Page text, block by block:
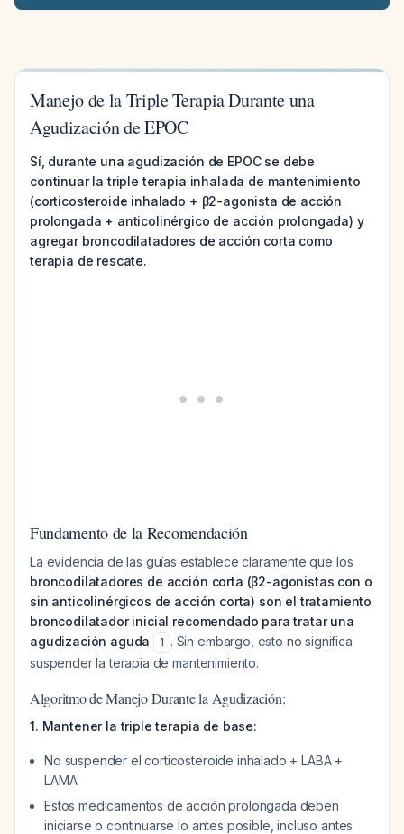
Manejo de la Triple Terapia Durante una
Agudización de EPOC
Sí, durante una agudización de EPOC se debe
continuar la triple terapia inhalada de mantenimiento
(corticosteroide inhalado + β2-agonista de acción
prolongada + anticolinérgico de acción prolongada) y
agregar broncodilatadores de acción corta como
terapia de rescate.
Fundamento de la Recomendación
La evidencia de las guías establece claramente que los
broncodilatadores de acción corta (β2-agonistas con o
sin anticolinérgicos de acción corta) son el tratamiento
broncodilatador inicial recomendado para tratar una
agudización aguda
1 . Sin embargo, esto no significa
suspender la terapia de mantenimiento.
Algoritmo de Manejo Durante la Agudización:
1. Mantener la triple terapia de base:
No suspender el corticosteroide inhalado + LABA +
LAMA
Estos medicamentos de acción prolongada deben
iniciarse o continuarse lo antes posible, incluso antes